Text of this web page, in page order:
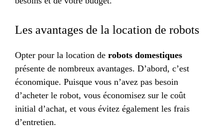
Les avantages de la location de robots
Opter pour la location de robots domestiques
présente de nombreux avantages. D’abord, c’est
économique. Puisque vous n’avez pas besoin
d’acheter le robot, vous économisez sur le coût
initial d’achat, et vous évitez également les frais
d’entretien.